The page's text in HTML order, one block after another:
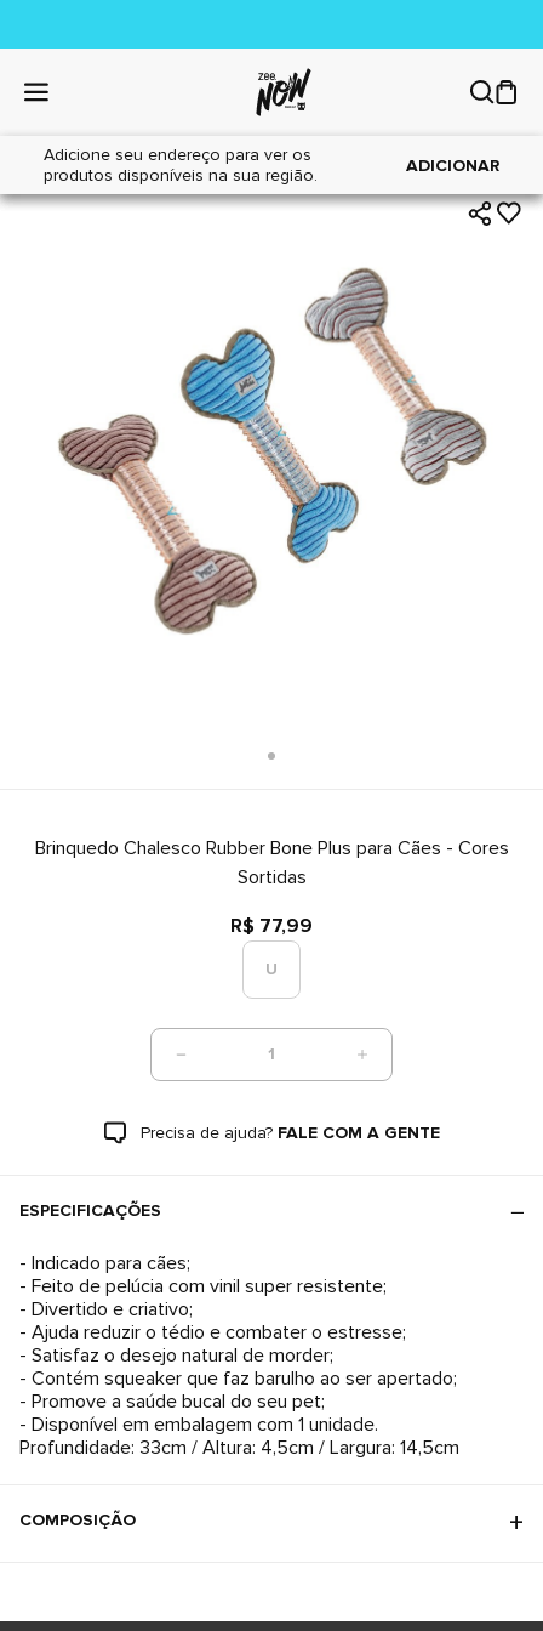
Adicione seu endereço para ver os
produtos disponíveis na sua região.
ADICIONAR
Home|Cães|Brinquedos
Brinquedo Chalesco Rubber Bone Plus para Cães - Cores
Sortidas
R$ 77,99
U
1
Precisa de ajuda? FALE COM A GENTE
ESPECIFICAÇÕES
- Indicado para cães;
- Feito de pelúcia com vinil super resistente;
- Divertido e criativo;
- Ajuda reduzir o tédio e combater o estresse;
- Satisfaz o desejo natural de morder;
- Contém squeaker que faz barulho ao ser apertado;
- Promove a saúde bucal do seu pet;
- Disponível em embalagem com 1 unidade.
Profundidade: 33cm / Altura: 4,5cm / Largura: 14,5cm
COMPOSIÇÃO